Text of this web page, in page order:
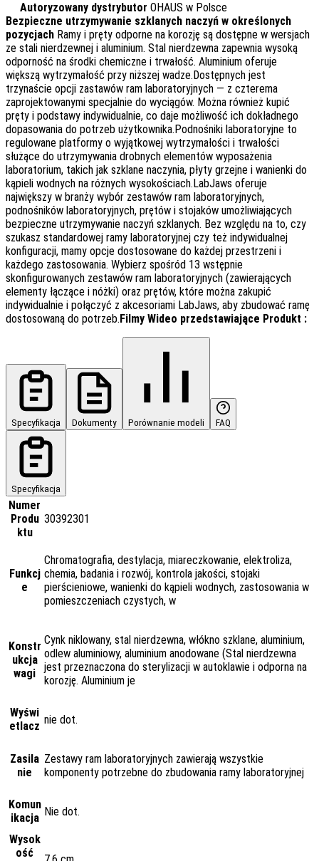
Specyfikacja Dokumenty Porównanie modeli FAQ
Specyfikacja
Numer
Produ
ktu
30392301
Funkcj
e
Chromatografia, destylacja, miareczkowanie, elektroliza,
chemia, badania i rozwój, kontrola jakości, stojaki
pierścieniowe, wanienki do kąpieli wodnych, zastosowania w
pomieszczeniach czystych, w
Konstr
ukcja
wagi
Cynk niklowany, stal nierdzewna, włókno szklane, aluminium,
odlew aluminiowy, aluminium anodowane (Stal nierdzewna
jest przeznaczona do sterylizacji w autoklawie i odporna na
korozję. Aluminium je
Wyświ
etlacz nie dot.
Zasila
nie
Zestawy ram laboratoryjnych zawierają wszystkie
komponenty potrzebne do zbudowania ramy laboratoryjnej
Komun
ikacja Nie dot.
Wysok
ość
Autoryzowany dystrybutor OHAUS w Polsce
Bezpieczne utrzymywanie szklanych naczyń w określonych
pozycjach Ramy i pręty odporne na korozję są dostępne w wersjach
ze stali nierdzewnej i aluminium. Stal nierdzewna zapewnia wysoką
odporność na środki chemiczne i trwałość. Aluminium oferuje
większą wytrzymałość przy niższej wadze.Dostępnych jest
trzynaście opcji zastawów ram laboratoryjnych — z czterema
zaprojektowanymi specjalnie do wyciągów. Można również kupić
pręty i podstawy indywidualnie, co daje możliwość ich dokładnego
dopasowania do potrzeb użytkownika.Podnośniki laboratoryjne to
regulowane platformy o wyjątkowej wytrzymałości i trwałości
służące do utrzymywania drobnych elementów wyposażenia
laboratorium, takich jak szklane naczynia, płyty grzejne i wanienki do
kąpieli wodnych na różnych wysokościach.LabJaws oferuje
największy w branży wybór zestawów ram laboratoryjnych,
podnośników laboratoryjnych, prętów i stojaków umożliwiających
bezpieczne utrzymywanie naczyń szklanych. Bez względu na to, czy
szukasz standardowej ramy laboratoryjnej czy też indywidualnej
konfiguracji, mamy opcje dostosowane do każdej przestrzeni i
każdego zastosowania. Wybierz spośród 13 wstępnie
skonfigurowanych zestawów ram laboratoryjnych (zawierających
elementy łączące i nóżki) oraz prętów, które można zakupić
indywidualnie i połączyć z akcesoriami LabJaws, aby zbudować ramę
dostosowaną do potrzeb. Filmy Wideo przedstawiające Produkt :